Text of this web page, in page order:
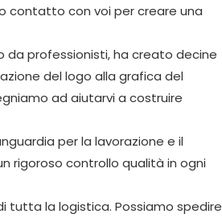
contatto con voi per creare una
professionisti, ha creato decine
del logo alla grafica del
ad aiutarvi a costruire
per la lavorazione e il
rigoroso controllo qualità in ogni
tutta la logistica. Possiamo spedire